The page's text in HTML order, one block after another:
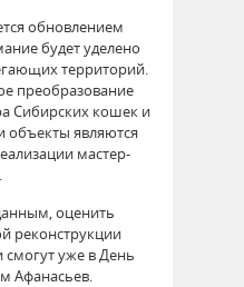
обновлением
будет уделено
территорий.
преобразование
Сибирских кошек и
объекты являются
мастер-
оценить
реконструкции
уже в День
Афанасьев.